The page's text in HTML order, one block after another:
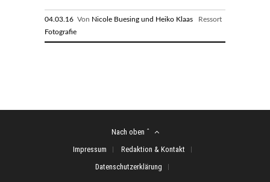
04.03.16 Von Nicole Buesing und Heiko Klaas Ressort
Fotografie
Nach oben ˆ
Impressum
Redaktion & Kontakt
Datenschutzerklärung